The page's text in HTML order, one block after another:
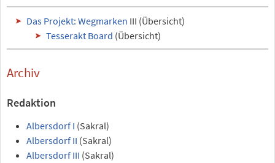
Das Projekt: Wegmarken III (Übersicht)
Tesserakt Board (Übersicht)
Archiv
Redaktion
Albersdorf I (Sakral)
Albersdorf II (Sakral)
Albersdorf III (Sakral)